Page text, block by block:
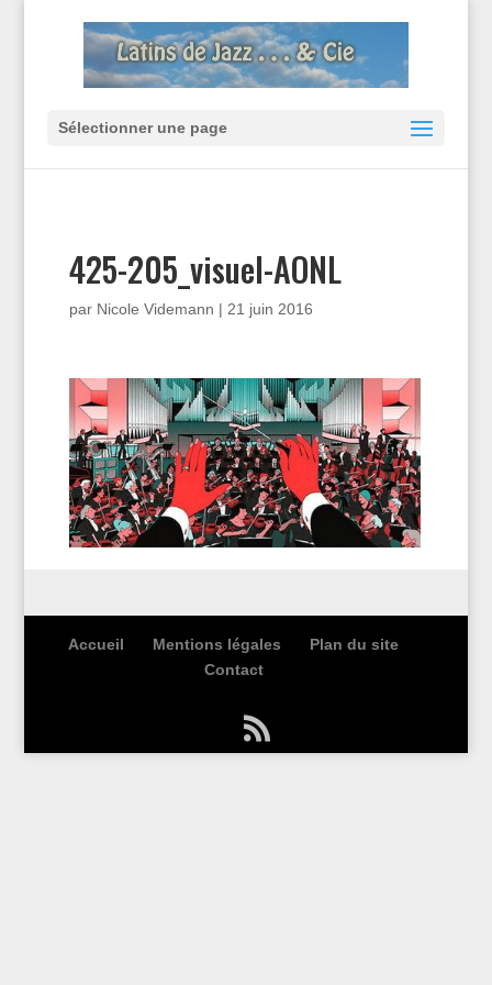
Sélectionner une page
425-205_visuel-AONL
par Nicole Videmann | 21 juin 2016
Accueil Mentions légales
Plan du site
Contact